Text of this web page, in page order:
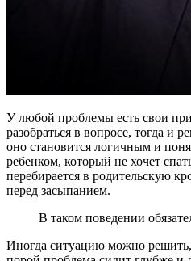
У любой проблемы есть свои
разобраться в вопросе, тогда и
оно становится логичным и
ребенком, который не хочет
перебирается в родительскую
перед засыпанием.
В таком поведении
Иногда ситуацию можно